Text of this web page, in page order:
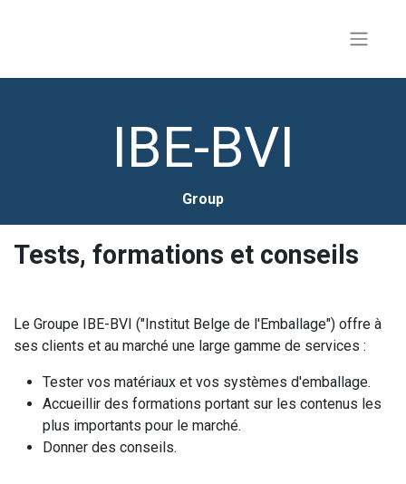
IBE-BVI
Group
Tests, formations et conseils
Le Groupe IBE-BVI ("Institut Belge de l'Emballage") offre à
ses clients et au marché une large gamme de services :
Tester vos matériaux et vos systèmes d'emballage.
Accueillir des formations portant sur les contenus les
plus importants pour le marché.
Donner des conseils.